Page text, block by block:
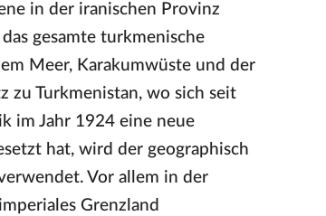
in der iranischen Provinz
gesamte turkmenische
Meer, Karakumwüste und der
zu Turkmenistan, wo sich seit
im Jahr 1924 eine neue
hat, wird der geographisch
Vor allem in der
Grenzland